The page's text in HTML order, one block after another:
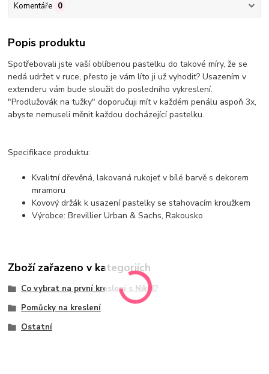
Komentáře 0
Popis produktu
Spotřebovali jste vaší oblíbenou pastelku do takové míry, že se
nedá udržet v ruce, přesto je vám líto ji už vyhodit? Usazením v
extenderu vám bude sloužit do posledního vykreslení.
"Prodlužovák na tužky" doporučuji mít v každém penálu aspoň 3x,
abyste nemuseli měnit každou docházející pastelku.
Specifikace produktu:
Kvalitní dřevěná, lakovaná rukojeť v bílé barvě s dekorem
mramoru
Kovový držák k usazení pastelky se stahovacím kroužkem
Výrobce: Brevillier Urban & Sachs, Rakousko
Zboží zařazeno v kategoriích
Co vybrat na první kreslení s Nikol?
Pomůcky na kreslení
Ostatní